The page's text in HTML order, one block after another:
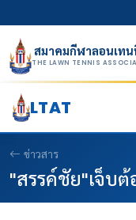
สมาคมกีฬาลอนเท
THE LAWN TENNIS
LTAT
ข่าวสาร
"สรรค์ชัย"เจ็บ